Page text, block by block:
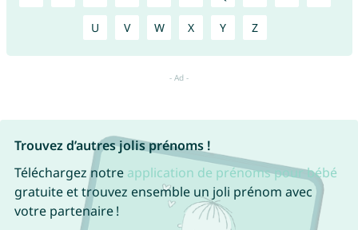
U V W X Y Z
Trouvez d’autres jolis prénoms !
Téléchargez notre application de prénoms pour bébé
gratuite et trouvez ensemble un joli prénom avec
votre partenaire !